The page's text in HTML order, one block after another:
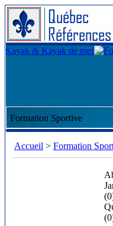
Formation Sportive
Accueil > Formation